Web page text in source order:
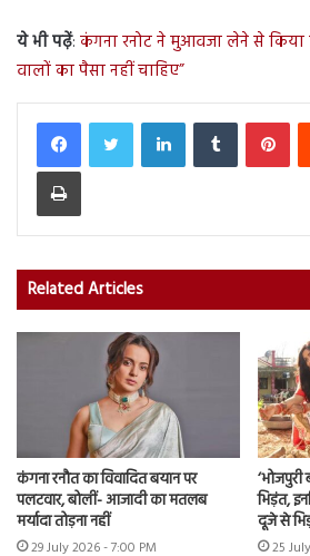
ये भी पढ़ें: कंगना रनोट ने मुआवजा लेने से
वालों का पैसा नहीं चाहिए”
LinkedInTumblr
Print
Related Articles
कंगना रनौत का विवादित बयान पर
पलटवार, बोलीं- आजादी का मतलब
मर्यादा तोड़ना नहीं
29 July 2026 - 7:00 PM
भिड़ंत,
दूजे से
25